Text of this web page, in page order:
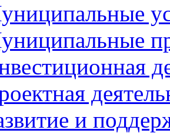
и